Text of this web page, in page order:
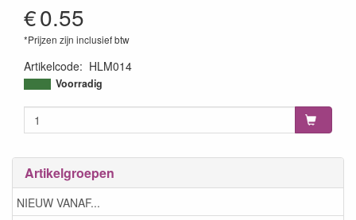
Artikelgroepen
NIEUW VANAF...
€0.55
*Prijzen zijn inclusief btw
Artikelcode: HLM014
8718715014053
Voorradig